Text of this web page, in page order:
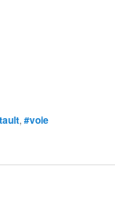
, #voie